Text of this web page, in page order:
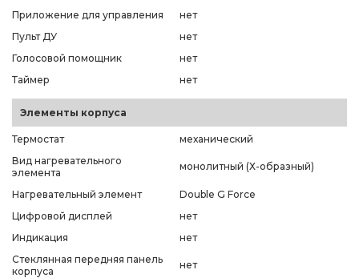
Приложение для управления
нет
Пульт ДУ
нет
Голосовой помощник
нет
Таймер
нет
Элементы корпуса
Термостат
механический
Вид нагревательного
элемента
монолитный (Х-образный)
Нагревательный элемент
Double G Force
Цифровой дисплей
нет
Индикация
нет
Стеклянная передняя панель
корпуса
нет